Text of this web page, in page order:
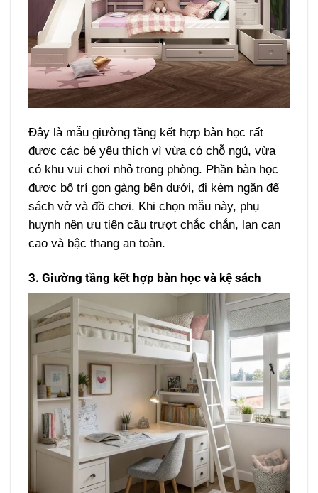
Đây là mẫu giường tầng kết hợp bàn học rất
được các bé yêu thích vì vừa có chỗ ngủ, vừa
có khu vui chơi nhỏ trong phòng. Phần bàn học
được bố trí gọn gàng bên dưới, đi kèm ngăn để
sách vở và đồ chơi. Khi chọn mẫu này, phụ
huynh nên ưu tiên cầu trượt chắc chắn, lan can
cao và bậc thang an toàn.
3. Giường tầng kết hợp bàn học và kệ sách